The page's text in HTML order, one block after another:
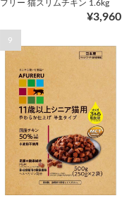
フリー 猫スリムチキン 1.6kg
¥3,960
9